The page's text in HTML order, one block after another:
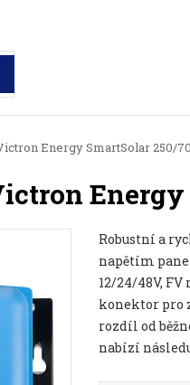
Energy SmartSolar 250/
Robustní a
napětím
12/24/48V,
konektor pro
rozdíl od
nabízí